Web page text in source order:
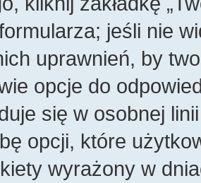
jeśli nie
uprawnień, by
opcje do
się w osobnej
opcji, które
wyrażony w